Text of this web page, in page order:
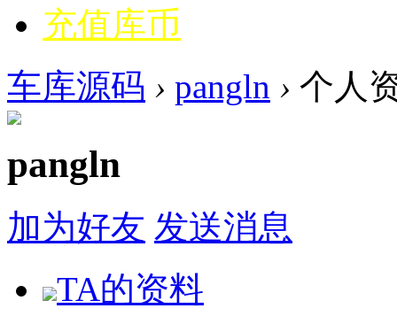
充值库币
车库源码 › pangln › 个人
pangln
加为好友 发送消息
TA的资料